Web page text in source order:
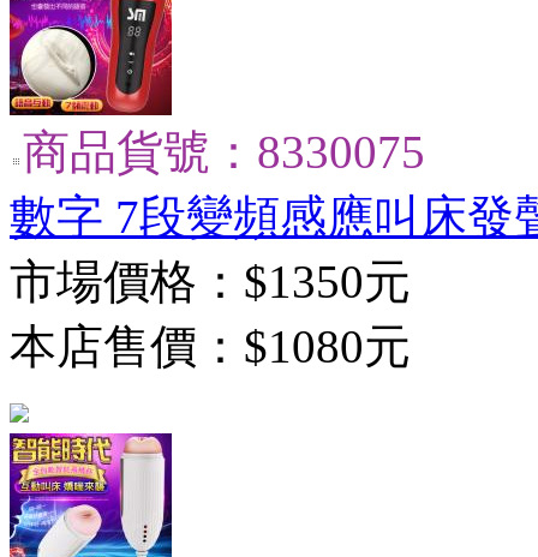
商品貨號：8330075
數字 7段變頻感應叫床發
市場價格： $1350元
本店售價： $1080元